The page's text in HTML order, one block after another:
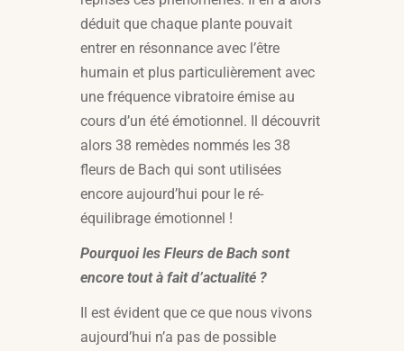
déduit que chaque plante pouvait
entrer en résonnance avec l’être
humain et plus particulièrement avec
une fréquence vibratoire émise au
cours d’un été émotionnel. Il découvrit
alors 38 remèdes nommés les 38
fleurs de Bach qui sont utilisées
encore aujourd’hui pour le ré-
équilibrage émotionnel !
Pourquoi les Fleurs de Bach sont
encore tout à fait d’actualité ?
Il est évident que ce que nous vivons
aujourd’hui n’a pas de possible